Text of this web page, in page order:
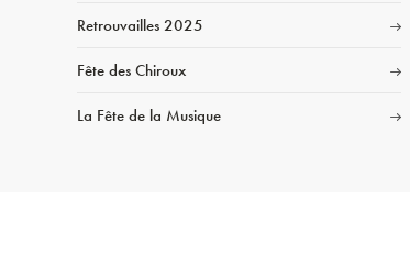
Retrouvailles 2025
Fête des Chiroux
La Fête de la Musique